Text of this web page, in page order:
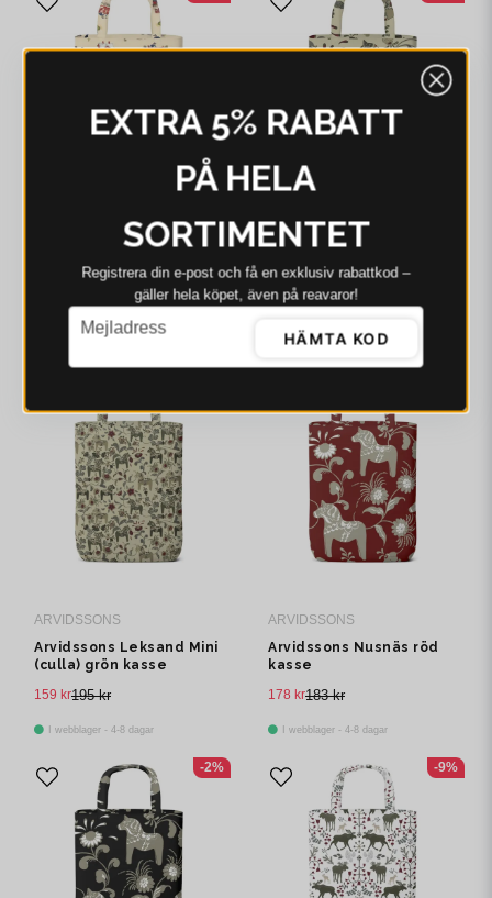
Katthult beige kasse
195 kr
134 kr
ARVIDSSONS
(culla) grön kasse
179 kr
158 kr
I webblager - 4-8 dagar
ARVIDSSONS
Arvidssons Leksand Mini
(culla) grön kasse
195 kr
159 kr
I webblager - 4-8 dagar
ARVIDSSONS
Arvidssons Nusnäs röd
kasse
183 kr
178 kr
I webblager - 4-8 dagar
-2% -9%
EXTRA 5% RABATT
PÅ HELA
SORTIMENTET
Registrera din e‑post och få en exklusiv rabattkod –
gäller hela köpet, även på reavaror!
email
Mejladress
HÄMTA KOD